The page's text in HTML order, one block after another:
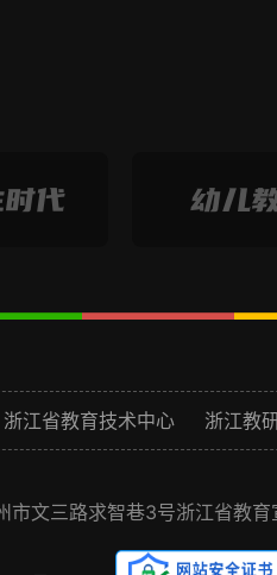
浙江省教育技术中心 浙江教
市文三路求智巷3号浙江省教育